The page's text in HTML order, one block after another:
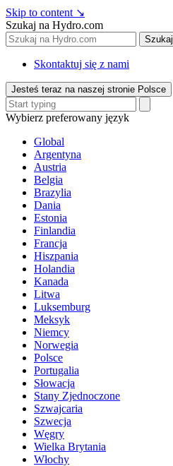
Skip to content ↘
Szukaj na Hydro.com
Szukaj
Skontaktuj się z nami
Jesteś teraz na naszej stronie Polsce
Wybierz preferowany język
Global
Argentyna
Austria
Belgia
Brazylia
Dania
Estonia
Finlandia
Francja
Hiszpania
Holandia
Kanada
Litwa
Luksemburg
Meksyk
Niemcy
Norwegia
Polsce
Portugalia
Słowacja
Stany Zjednoczone
Szwajcaria
Szwecja
Węgry
Wielka Brytania
Włochy